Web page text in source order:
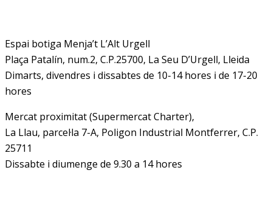
Espai botiga Menja’t L’Alt Urgell
Plaça Patalín, num.2, C.P.25700, La Seu D’Urgell, Lleida
Dimarts, divendres i dissabtes de 10-14 hores i de 17-20
hores
Mercat proximitat (Supermercat Charter),
La Llau, parcel·la 7-A, Poligon Industrial Montferrer, C.P.
25711
Dissabte i diumenge de 9.30 a 14 hores